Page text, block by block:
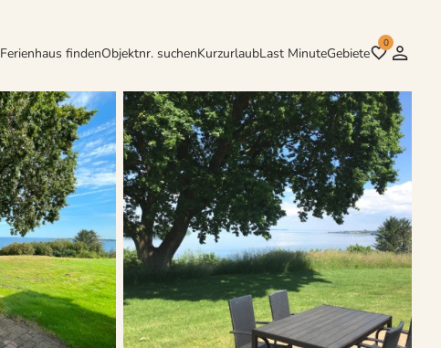
Ferienhaus findenObjektnr. suchenKurzurlaubLast MinuteGebiete
0